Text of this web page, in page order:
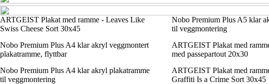
ARTGEIST Plakat med ramme - Leaves Like
Swiss Cheese Sort 30x45
Nobo Premium Plus A5 klar
til veggmontering
Nobo Premium Plus A4 klar akryl veggmontert
plakatramme, flyttbar
ARTGEIST Plakat med
med passepartout 20x30
Nobo Premium Plus A4 klar akryl plakatramme
til veggmontering
ARTGEIST Plakat med
Graffiti Is a Crime Sort 30x45